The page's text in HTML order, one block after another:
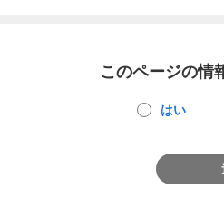
このページの情
はい